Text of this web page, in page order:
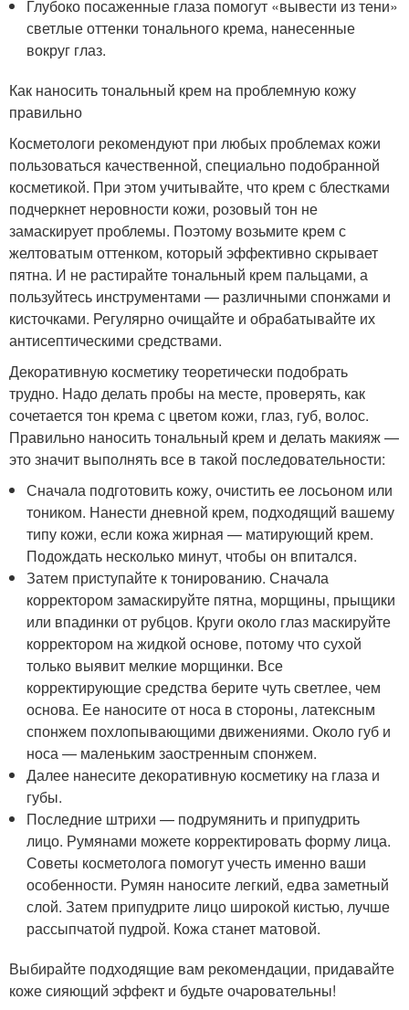
Глубоко посаженные глаза помогут «вывести из тени»
светлые оттенки тонального крема, нанесенные
вокруг глаз.
Как наносить тональный крем на проблемную кожу
правильно
Косметологи рекомендуют при любых проблемах кожи
пользоваться качественной, специально подобранной
косметикой. При этом учитывайте, что крем с блестками
подчеркнет неровности кожи, розовый тон не
замаскирует проблемы. Поэтому возьмите крем с
желтоватым оттенком, который эффективно скрывает
пятна. И не растирайте тональный крем пальцами, а
пользуйтесь инструментами — различными спонжами и
кисточками. Регулярно очищайте и обрабатывайте их
антисептическими средствами.
Декоративную косметику теоретически подобрать
трудно. Надо делать пробы на месте, проверять, как
сочетается тон крема с цветом кожи, глаз, губ, волос.
Правильно наносить тональный крем и делать макияж —
это значит выполнять все в такой последовательности:
Сначала подготовить кожу, очистить ее лосьоном или
тоником. Нанести дневной крем, подходящий вашему
типу кожи, если кожа жирная — матирующий крем.
Подождать несколько минут, чтобы он впитался.
Затем приступайте к тонированию. Сначала
корректором замаскируйте пятна, морщины, прыщики
или впадинки от рубцов. Круги около глаз маскируйте
корректором на жидкой основе, потому что сухой
только выявит мелкие морщинки. Все
корректирующие средства берите чуть светлее, чем
основа. Ее наносите от носа в стороны, латексным
спонжем похлопывающими движениями. Около губ и
носа — маленьким заостренным спонжем.
Далее нанесите декоративную косметику на глаза и
губы.
Последние штрихи — подрумянить и припудрить
лицо. Румянами можете корректировать форму лица.
Советы косметолога помогут учесть именно ваши
особенности. Румян наносите легкий, едва заметный
слой. Затем припудрите лицо широкой кистью, лучше
рассыпчатой пудрой. Кожа станет матовой.
Выбирайте подходящие вам рекомендации, придавайте
коже сияющий эффект и будьте очаровательны!